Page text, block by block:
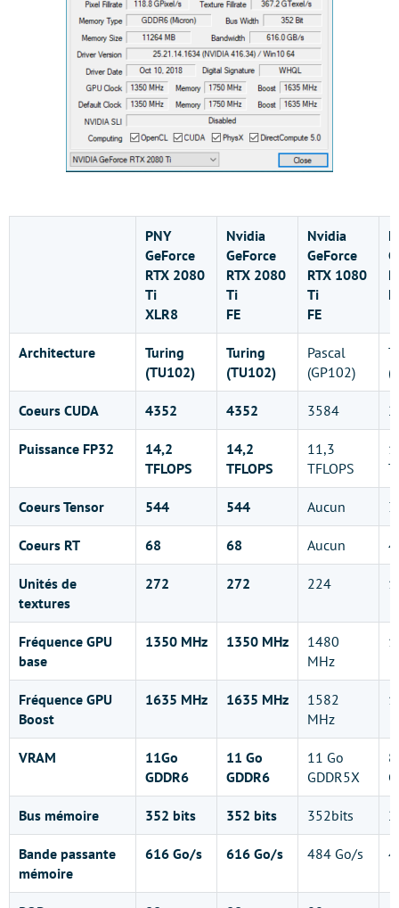
PNY
GeForce
RTX 2080
Ti
XLR8
Nvidia
GeForce
RTX 2080
Ti
FE
Nvidia
GeForce
RTX 1080
Ti
FE
Architecture
Turing
(TU102)
Turing
(TU102)
Pascal
(GP102)
Coeurs CUDA 4352 4352 3584
Puissance FP32
14,2
TFLOPS
14,2
TFLOPS
11,3
TFLOPS
Coeurs Tensor 544 544 Aucun
Coeurs RT 68 68 Aucun
Unités de
textures
272 272 224
Fréquence GPU
base
1350 MHz 1350 MHz
1480
MHz
Fréquence GPU
Boost
1635 MHz 1635 MHz
1582
MHz
VRAM
11Go
GDDR6
11 Go
GDDR6
11 Go
GDDR5X
Bus mémoire 352 bits 352 bits 352bits
Bande passante
mémoire
616 Go/s 616 Go/s 484 Go/s